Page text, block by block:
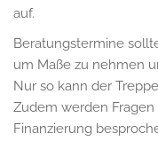
auf.
Beratungstermine
um Maße zu nehmen
Nur so kann der
Zudem werden
Finanzierung